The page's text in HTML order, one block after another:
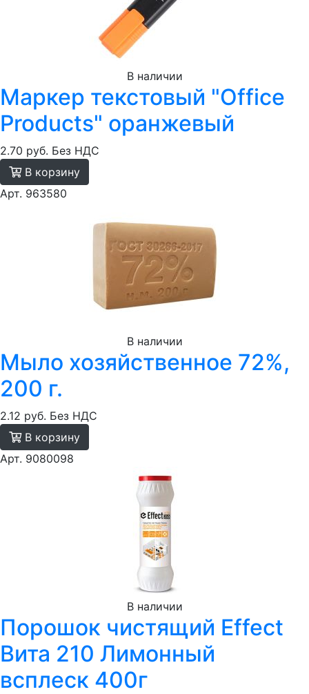
В наличии
Маркер текстовый "Office
Products" оранжевый
2.70 руб. Без НДС
В корзину
Арт. 963580
В наличии
Мыло хозяйственное 72%,
200 г.
2.12 руб. Без НДС
В корзину
Арт. 9080098
В наличии
Порошок чистящий Effect
Вита 210 Лимонный
всплеск 400г